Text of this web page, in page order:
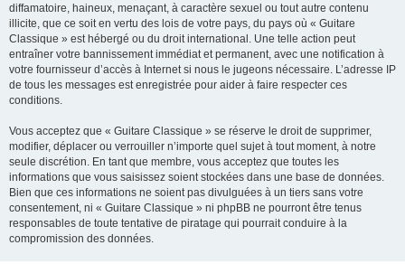
diffamatoire, haineux, menaçant, à caractère sexuel ou tout autre contenu
illicite, que ce soit en vertu des lois de votre pays, du pays où « Guitare
Classique » est hébergé ou du droit international. Une telle action peut
entraîner votre bannissement immédiat et permanent, avec une notification à
votre fournisseur d’accès à Internet si nous le jugeons nécessaire. L’adresse IP
de tous les messages est enregistrée pour aider à faire respecter ces
conditions.
Vous acceptez que « Guitare Classique » se réserve le droit de supprimer,
modifier, déplacer ou verrouiller n’importe quel sujet à tout moment, à notre
seule discrétion. En tant que membre, vous acceptez que toutes les
informations que vous saisissez soient stockées dans une base de données.
Bien que ces informations ne soient pas divulguées à un tiers sans votre
consentement, ni « Guitare Classique » ni phpBB ne pourront être tenus
responsables de toute tentative de piratage qui pourrait conduire à la
compromission des données.